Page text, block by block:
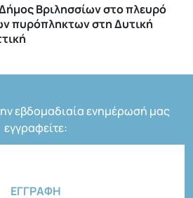
Βριλησσίων στο πλευρό
πυρόπληκτων στη Δυτική
εβδομαδιαία ενημέρωσή μας
εγγραφείτε: